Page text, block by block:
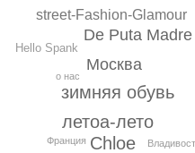
Chloe
летоа-лето
зимняя обувь
Москва
De Puta Madre
street-Fashion-Glamour
Hello Spank
Франция
о нас